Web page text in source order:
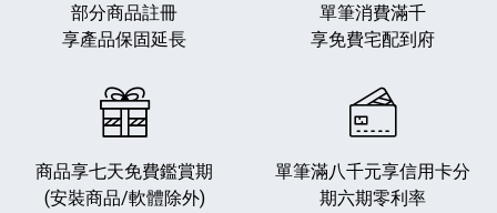
部分商品註冊
享產品保固延長
單筆消費滿千
享免費宅配到府
商品享七天免費鑑賞期
(安裝商品/軟體除外)
單筆滿八千元享信用卡分
期六期零利率